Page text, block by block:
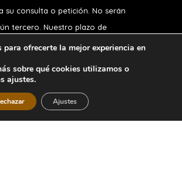
su consulta o petición. No serán
tercero. Nuestro plazo de
usted no es hermano, es de 1 año.
derechos de acceso, rectificación,
portabilidad o limitación y a no ser
automatizadas, en nuestro correo
ofrecerte la mejor experiencia en
sobre qué cookies utilizamos o
ajustes.
Ajustes